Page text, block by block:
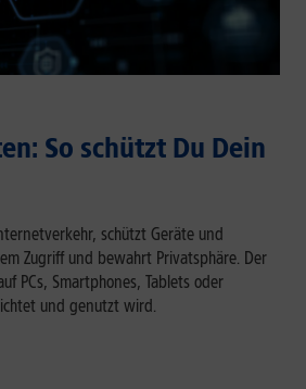
So schützt Du Dein
schützt Geräte und
Zugriff und bewahrt Privatsphäre. Der
PCs, Smartphones, Tablets oder
und genutzt wird.